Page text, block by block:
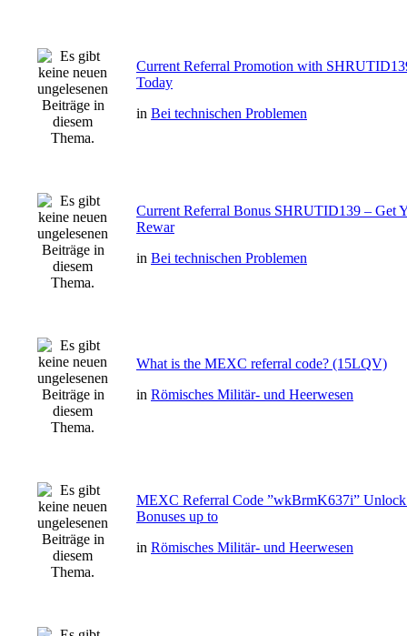
Current Referral Promotion with
Today
in Bei technischen Problemen
Current Referral Bonus SHRUTID139 – Get
Rewar
in Bei technischen Problemen
What is the MEXC referral code? (15LQV)
in Römisches Militär- und Heerwesen
MEXC Referral Code ”wkBrmK637i” Unlock
Bonuses up to
in Römisches Militär- und Heerwesen